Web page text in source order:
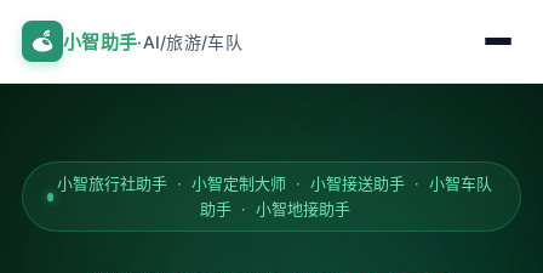
小智助手·AI/旅游/车队
小智旅行社助手 · 小智定制大师 · 小智接送助手 · 小智车队
助手 · 小智地接助手